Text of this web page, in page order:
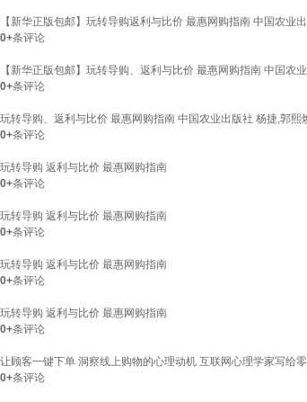
【新华正版包邮】玩转导购返利与比价 最惠网购指南 中国农业
0+条评论
【新华正版包邮】玩转导购、返利与比价 最惠网购指南 中国农
0+条评论
玩转导购、返利与比价 最惠网购指南 中国农业出版社 杨捷,郭熙
0+条评论
玩转导购 返利与比价 最惠网购指南
0+条评论
玩转导购 返利与比价 最惠网购指南
0+条评论
玩转导购 返利与比价 最惠网购指南
0+条评论
玩转导购 返利与比价 最惠网购指南
0+条评论
让顾客一键下单 洞察线上购物的心理动机 互联网心理学家写给
0+条评论